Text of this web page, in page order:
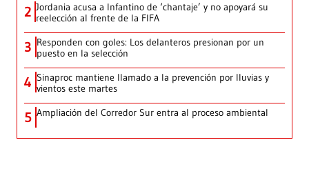
2 Jordania acusa a Infantino de ‘chantaje’ y no apoyará su
reelección al frente de la FIFA
3 Responden con goles: Los delanteros presionan por un
puesto en la selección
4 Sinaproc mantiene llamado a la prevención por lluvias y
vientos este martes
5 Ampliación del Corredor Sur entra al proceso ambiental